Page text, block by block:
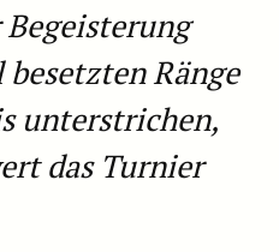
Ränge
unterstrichen,
das Turnier